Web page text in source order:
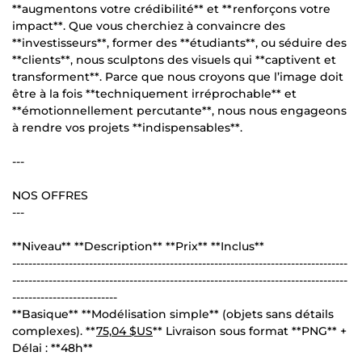
**augmentons votre crédibilité** et **renforçons votre
impact**. Que vous cherchiez à convaincre des
**investisseurs**, former des **étudiants**, ou séduire des
**clients**, nous sculptons des visuels qui **captivent et
transforment**. Parce que nous croyons que l’image doit
être à la fois **techniquement irréprochable** et
**émotionnellement percutante**, nous nous engageons
à rendre vos projets **indispensables**.
---
NOS OFFRES
---
**Niveau** **Description** **Prix** **Inclus**
-----------------------------------------------------------------------------------
-----------------------------------------------------------------------------------
--------------------------
**Basique** **Modélisation simple** (objets sans détails
complexes). **75,04 $US** Livraison sous format **PNG** +
Délai : **48h**